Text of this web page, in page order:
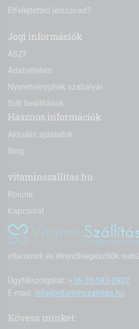
Elfelejtetted jelszavad?
Jogi információk
ÁSZF
Adatvételem
Nyereményjáték szabályai
Süti beállítások
Hasznos információk
Aktuális ajánlatok
Blog
vitaminszallitas.hu
Rólunk
Kapcsolat
vitaminok és étrendkiegészítők
Ügyfélszolgálat: +36-20-593-0902
E-mail: info@vitaminszallitas.hu
Kövess minket: